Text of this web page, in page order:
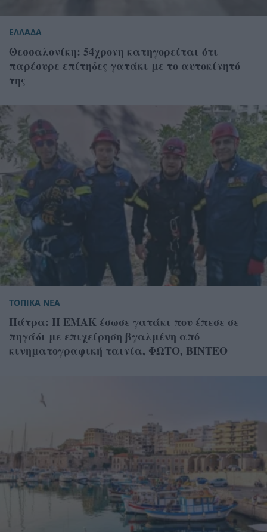
ΕΛΛΑΔΑ
Θεσσαλονίκη: 54χρονη κατηγορείται ότι
παρέσυρε επίτηδες γατάκι με το αυτοκίνητό
της
ΤΟΠΙΚΑ ΝΕΑ
Πάτρα: Η ΕΜΑΚ έσωσε γατάκι που έπεσε σε
πηγάδι με επιχείρηση βγαλμένη από
κινηματογραφική ταινία, ΦΩΤΟ, ΒΙΝΤΕΟ